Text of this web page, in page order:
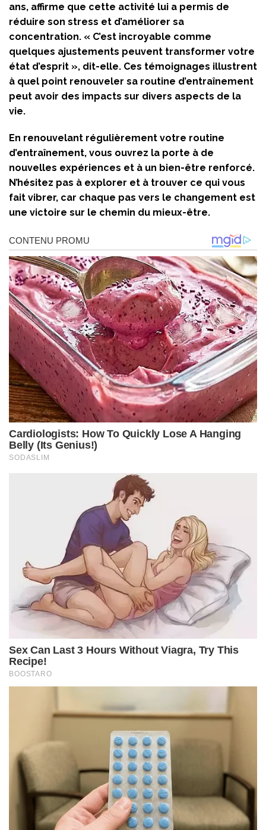
ans, affirme que cette activité lui a permis de
réduire son stress et d’améliorer sa
concentration. « C’est incroyable comme
quelques ajustements peuvent transformer votre
état d’esprit », dit-elle. Ces témoignages illustrent
à quel point renouveler sa routine d’entraînement
peut avoir des impacts sur divers aspects de la
vie.
En renouvelant régulièrement votre routine
d’entraînement, vous ouvrez la porte à de
nouvelles expériences et à un bien-être renforcé.
N’hésitez pas à explorer et à trouver ce qui vous
fait vibrer, car chaque pas vers le changement est
une victoire sur le chemin du mieux-être.